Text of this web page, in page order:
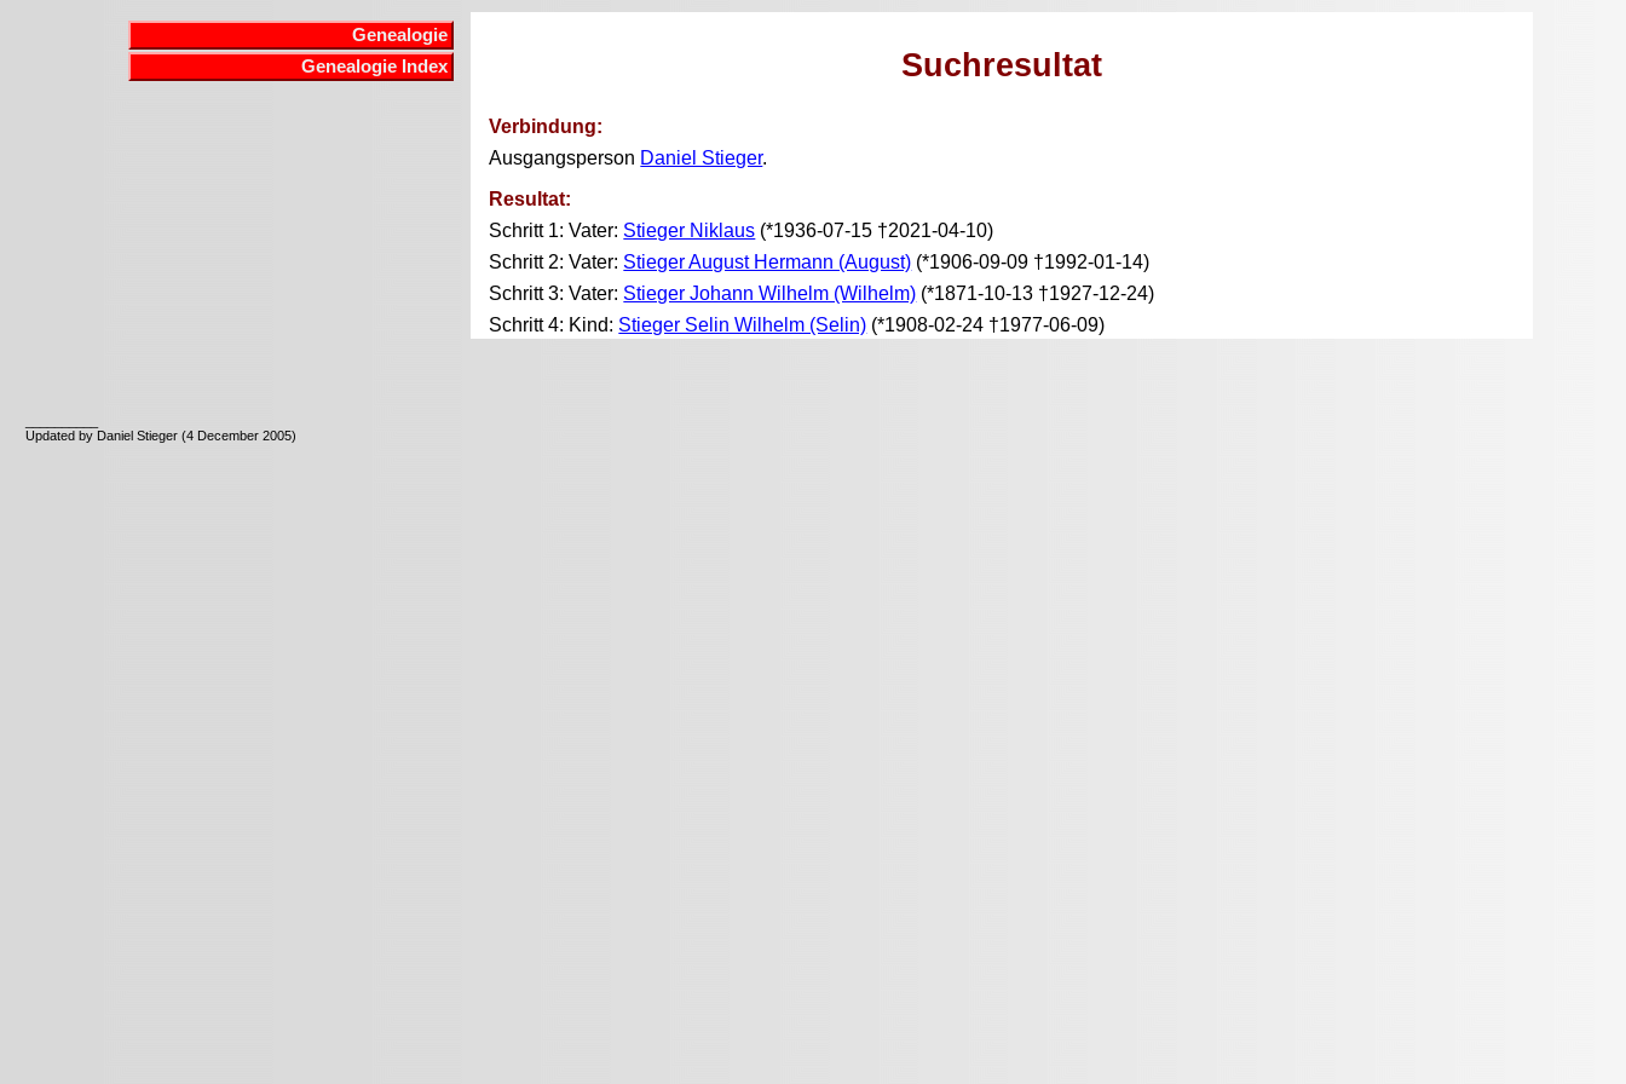
Genealogie
Genealogie Index
Suchresultat
Verbindung:
Ausgangsperson Daniel Stieger.
Resultat:
Schritt 1: Vater: Stieger Niklaus (*1936-07-15 †2021-04-10)
Schritt 2: Vater: Stieger August Hermann (August) (*1906-09-09 †1992-01-14)
Schritt 3: Vater: Stieger Johann Wilhelm (Wilhelm) (*1871-10-13 †1927-12-24)
Schritt 4: Kind: Stieger Selin Wilhelm (Selin) (*1908-02-24 †1977-06-09)
Updated by Daniel Stieger (4 December 2005)